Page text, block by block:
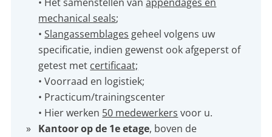
mechanical seals;
•Slangassemblages geheel volgens uw
specificatie, indien gewenst ook afgeperst of
getest met certificaat;
• Voorraad en logistiek;
• Practicum/trainingscenter
• Hier werken 50 medewerkers voor u.
Kantoor op de 1e etage, boven de